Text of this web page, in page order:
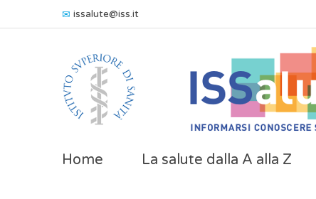
issalute@iss.it
Home La salute dalla A alla Z